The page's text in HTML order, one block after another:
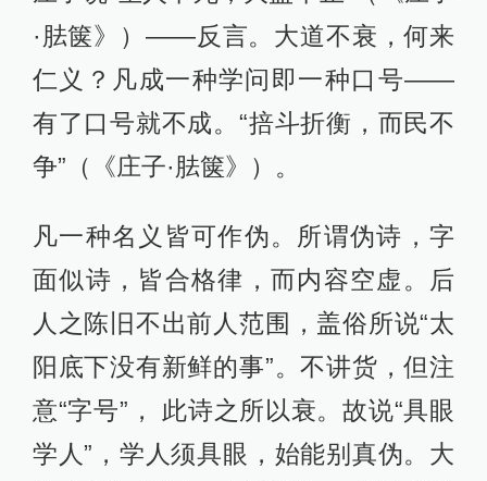
·胠箧》）——反言。大道不衰，何来
仁义？凡成一种学问即一种口号——
有了口号就不成。“掊斗折衡，而民不
争”（《庄子·胠箧》）。
凡一种名义皆可作伪。所谓伪诗，字
面似诗，皆合格律，而内容空虚。后
人之陈旧不出前人范围，盖俗所说“太
阳底下没有新鲜的事”。不讲货，但注
意“字号”， 此诗之所以衰。故说“具眼
学人”，学人须具眼，始能别真伪。大